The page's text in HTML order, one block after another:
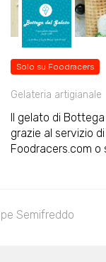
Solo su Foodracers
Gelateria artigianale
Il gelato di
grazie al servizio
Foodracers.com o
Semifreddo